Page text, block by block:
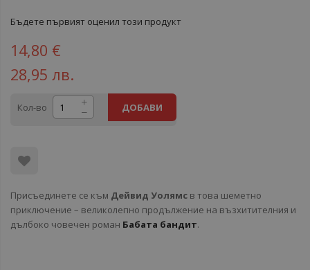
Бъдете първият оценил този продукт
14,80 €
28,95 лв.
Кол-во ДОБАВИ
Присъединете се към Дейвид Уолямс в това шеметно
приключение – великолепно продължение на възхитителния и
дълбоко човечен роман Бабата бандит.